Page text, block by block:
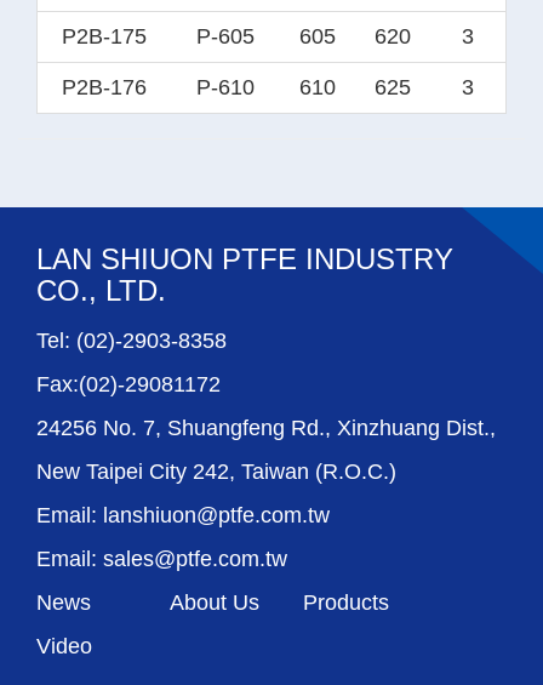
P2B-175 P-605 605 620 3
P2B-176 P-610 610 625 3
LAN SHIUON PTFE INDUSTRY
CO., LTD.
Tel: (02)-2903-8358
Fax:(02)-29081172
24256 No. 7, Shuangfeng Rd., Xinzhuang Dist.,
New Taipei City 242, Taiwan (R.O.C.)
Email: lanshiuon@ptfe.com.tw
Email: sales@ptfe.com.tw
News
About Us
Products
Video